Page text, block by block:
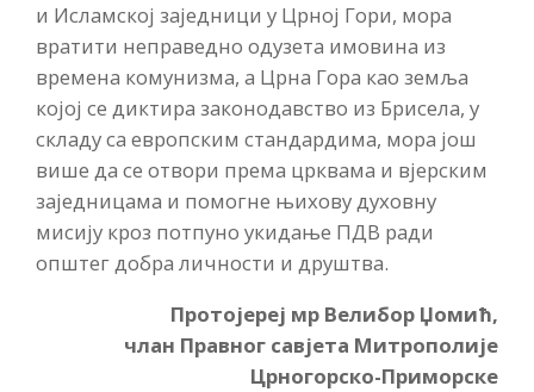
и Исламској заједници у Црној Гори, мора
вратити неправедно одузета имовина из
времена комунизма, а Црна Гора као земља
којој се диктира законодавство из Брисела, у
складу са европским стандардима, мора још
више да се отвори према црквама и вјерским
заједницама и помогне њихову духовну
мисију кроз потпуно укидање ПДВ ради
општег добра личности и друштва.
Протојереј мр Велибор Џомић,
члан Правног савјета Митрополије
Црногорско-Приморске